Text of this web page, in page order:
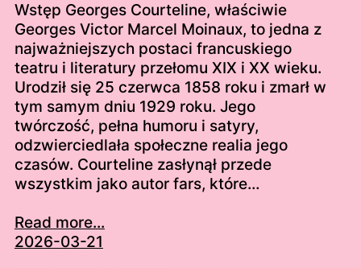
Wstęp Georges Courteline, właściwie
Georges Victor Marcel Moinaux, to jedna z
najważniejszych postaci francuskiego
teatru i literatury przełomu XIX i XX wieku.
Urodził się 25 czerwca 1858 roku i zmarł w
tym samym dniu 1929 roku. Jego
twórczość, pełna humoru i satyry,
odzwierciedlała społeczne realia jego
czasów. Courteline zasłynął przede
wszystkim jako autor fars, które…
Read more...
2026-03-21